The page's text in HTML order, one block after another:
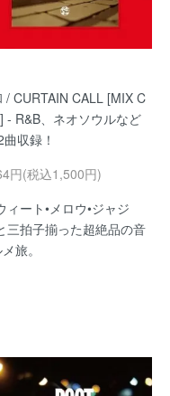
/ CURTAIN CALL [MIX C
- R&B、ネオソウルなど
収録！
円(税込1,500円)
ィート•メロウ•ジャジ
三拍子揃った超絶品の音
旅。